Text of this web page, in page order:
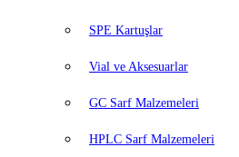
SPE Kartuşlar
Vial ve Aksesuarlar
GC Sarf Malzemeleri
HPLC Sarf Malzemeleri